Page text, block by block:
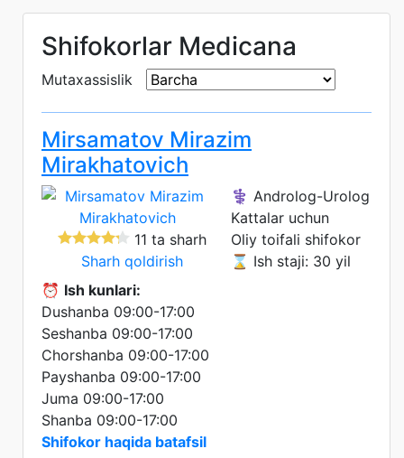
Shifokorlar Medicana
Mutaxassislik
Mirsamatov Mirazim
Mirakhatovich
11 ta sharh
Sharh qoldirish
⚕️ Androlog-Urolog
Kattalar uchun
Oliy toifali shifokor
⌛ Ish staji: 30 yil
⏰ Ish kunlari:
Dushanba 09:00-17:00
Seshanba 09:00-17:00
Chorshanba 09:00-17:00
Payshanba 09:00-17:00
Juma 09:00-17:00
Shanba 09:00-17:00
Shifokor haqida batafsil